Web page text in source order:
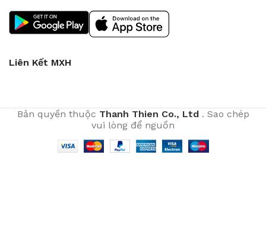
Liên Kết MXH
Bản quyền thuộc Thanh Thien Co., Ltd. Sao chép
vui lòng để nguồn